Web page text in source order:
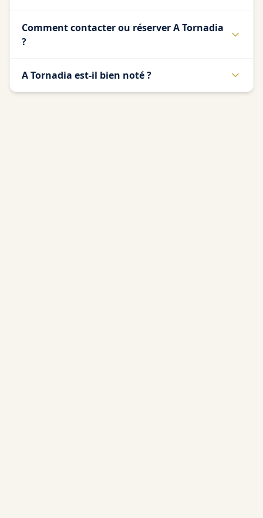
Comment contacter ou réserver A Tornadia
?
A Tornadia est-il bien noté ?